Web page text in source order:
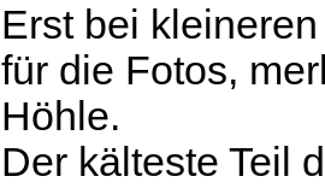
Erst bei
für die Fotos,
Höhle.
Der kälteste Teil